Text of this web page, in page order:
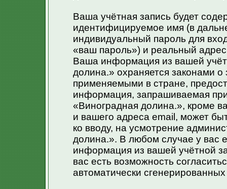
Ваша учётная запись будет
идентифицируемое имя (в
индивидуальный пароль для
«ваш пароль») и реальный
Ваша информация из вашей
долина.» охраняется законами
применяемыми в стране,
информация, запрашиваемая
«Виноградная долина.», кроме
и вашего адреса email, может
ко вводу, на усмотрение
долина.». В любом случае у вас
информация из вашей учётной
вас есть возможность
автоматически